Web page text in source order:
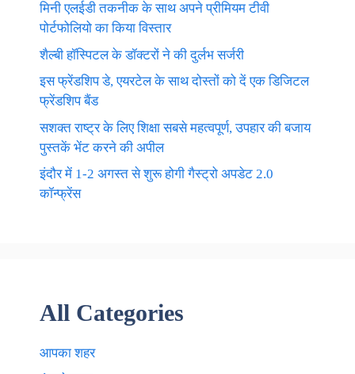
मिनी एलईडी तकनीक के साथ अपने प्रीमियम टीवी
पोर्टफोलियो का किया विस्तार
शैल्बी हॉस्पिटल के डॉक्टरों ने की दुर्लभ सर्जरी
इस फ्रेंडशिप डे, एयरटेल के साथ दोस्तों को दें एक डिजिटल
फ्रेंडशिप बैंड
सशक्त राष्ट्र के लिए शिक्षा सबसे महत्वपूर्ण, उपहार की बजाय
पुस्तकें भेंट करने की अपील
इंदौर में 1-2 अगस्त से शुरू होगी गैस्ट्रो अपडेट 2.0
कॉन्फ्रेंस
All Categories
आपका शहर